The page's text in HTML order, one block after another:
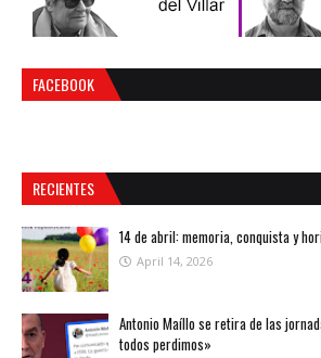
FACEBOOK
RECIENTES
14 de abril: memoria, conquista y
April 14, 2026
Antonio Maíllo se retira de las
todos perdimos»